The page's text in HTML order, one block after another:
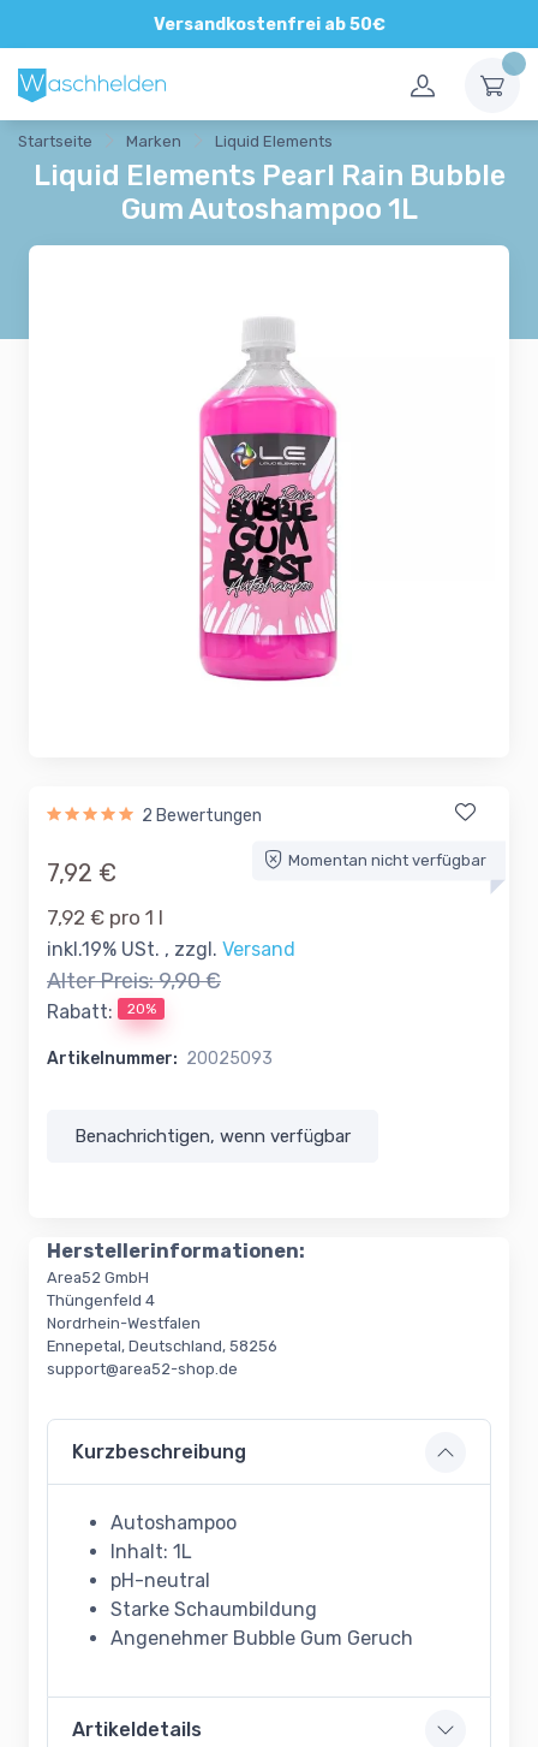
Versandkostenfrei ab 50€
Direkte und persönliche Beratung
Startseite Marken Liquid Elements
Liquid Elements Pearl Rain Bubble
Gum Autoshampoo 1L
2 Bewertungen
Momentan nicht verfügbar
7,92 €
7,92 € pro 1 l
inkl.19% USt. , zzgl. Versand
Alter Preis:9,90 €
Rabatt: 20%
Artikelnummer: 20025093
Benachrichtigen, wenn verfügbar
Herstellerinformationen:
Area52 GmbH
Thüngenfeld 4
Nordrhein-Westfalen
Ennepetal, Deutschland, 58256
support@area52-shop.de
Kurzbeschreibung
Autoshampoo
Inhalt: 1L
pH-neutral
Starke Schaumbildung
Angenehmer Bubble Gum Geruch
Artikeldetails